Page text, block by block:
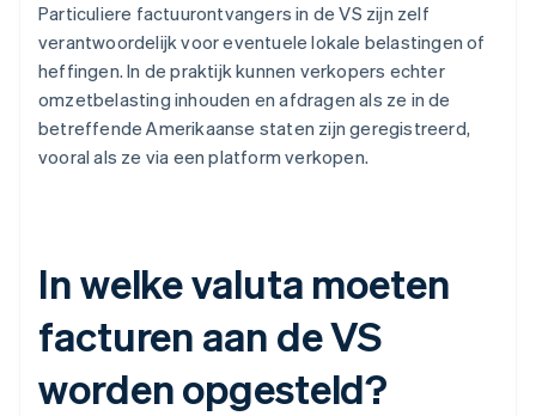
Particuliere factuurontvangers in de VS zijn zelf
verantwoordelijk voor eventuele lokale belastingen of
heffingen. In de praktijk kunnen verkopers echter
omzetbelasting inhouden en afdragen als ze in de
betreffende Amerikaanse staten zijn geregistreerd,
vooral als ze via een platform verkopen.
In welke valuta moeten
facturen aan de VS
worden opgesteld?